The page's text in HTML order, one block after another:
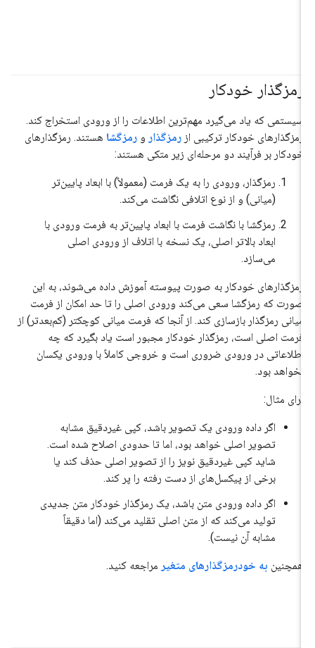
رمزگذار خودکار
سیستمی که یاد می‌گیرد مهم‌ترین اطلاعات را از ورودی استخراج کند.
رمزگذارهای خودکار ترکیبی از رمزگذارو رمزگشاهستند. رمزگذارهای
خودکار بر فرآیند دو مرحله‌ای زیر متکی هستند:
رمزگذار، ورودی را به یک فرمت (معمولاً) با ابعاد پایین‌تر
(میانی) و از نوع اتلافی نگاشت می‌کند.
رمزگشا با نگاشت فرمت با ابعاد پایین‌تر به فرمت ورودی با
ابعاد بالاتر اصلی، یک نسخه با اتلاف از ورودی اصلی
می‌سازد.
رمزگذارهای خودکار به صورت پیوسته آموزش داده می‌شوند، به این
صورت که رمزگشا سعی می‌کند ورودی اصلی را تا حد امکان از فرمت
میانی رمزگذار بازسازی کند. از آنجا که فرمت میانی کوچکتر (کم‌بعدتر) از
فرمت اصلی است، رمزگذار خودکار مجبور است یاد بگیرد که چه
اطلاعاتی در ورودی ضروری است و خروجی کاملاً با ورودی یکسان
نخواهد بود.
برای مثال:
اگر داده ورودی یک تصویر باشد، کپی غیردقیق مشابه
تصویر اصلی خواهد بود، اما تا حدودی اصلاح شده است.
شاید کپی غیردقیق نویز را از تصویر اصلی حذف کند یا
برخی از پیکسل‌های از دست رفته را پر کند.
اگر داده ورودی متن باشد، یک رمزگذار خودکار متن جدیدی
تولید می‌کند که از متن اصلی تقلید می‌کند (اما دقیقاً
مشابه آن نیست).
همچنینبه خودرمزگذارهای متغیرمراجعه کنید.